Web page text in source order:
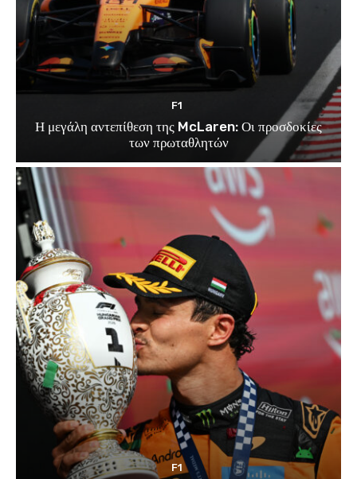
F1
Η μεγάλη αντεπίθεση της McLaren: Οι προσδοκίες
των πρωταθλητών
F1